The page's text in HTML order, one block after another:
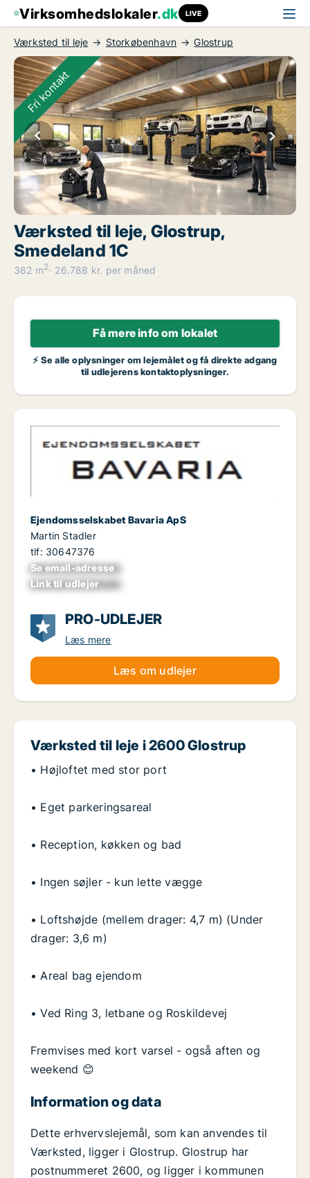
Virksomhedslokaler.dk LIVE
Værksted til leje Storkøbenhavn Glostrup
Fri kontakt
Værksted til leje, Glostrup,
Smedeland 1C
362 m2 26.788 kr. per måned
Få mere info om lokalet
⚡ Se alle oplysninger om lejemålet og få direkte adgang
til udlejerens kontaktoplysninger.
Ejendomsselskabet Bavaria ApS
Martin Stadler
tlf: 30647376
Se email-adresse
xxxxxxxxxxxxxxxx
Link til udlejer
xxxxxxxxxxxxxxxx
PRO-UDLEJER
Læs mere
Læs om udlejer
Værksted til leje i 2600 Glostrup
• Højloftet med stor port
• Eget parkeringsareal
• Reception, køkken og bad
• Ingen søjler - kun lette vægge
• Loftshøjde (mellem drager: 4,7 m) (Under
drager: 3,6 m)
• Areal bag ejendom
• Ved Ring 3, letbane og Roskildevej
Fremvises med kort varsel - også aften og
weekend 😊
Information og data
Dette erhvervslejemål, som kan anvendes til
Værksted, ligger i Glostrup. Glostrup har
postnummeret 2600, og ligger i kommunen